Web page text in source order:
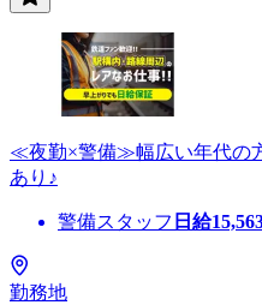
≪夜勤×警備≫幅広い年代の
あり♪
警備スタッフ 日給
勤務地